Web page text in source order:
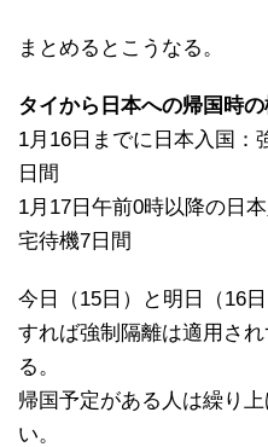
まとめるとこうなる。
タイから日本への帰国時
1月16日までに日本入国：
日間
1月17日午前0時以降の日
宅待機7日間
今日（15日）と明日（16
すれば強制隔離は適用さ
る。
帰国予定がある人は繰り
い。